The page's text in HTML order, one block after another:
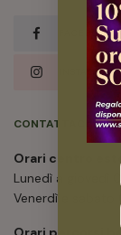
FACEBOOK
INSTAGRAM
CONTATTACI
Orari centro
Lunedì a giovedì
Venerdì e sabato